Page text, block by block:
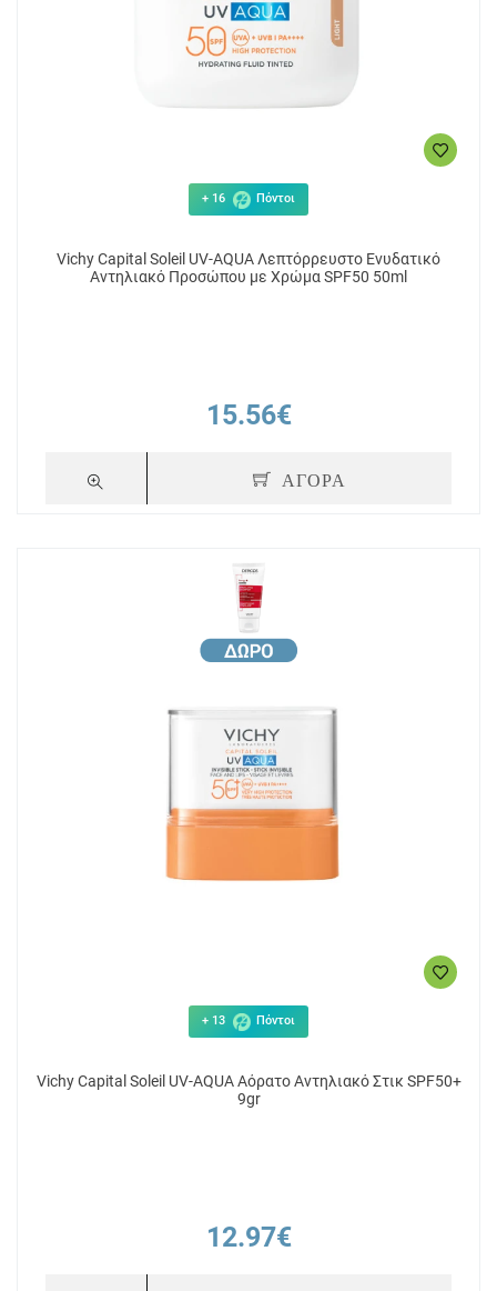
+ 16 Πόντοι
Vichy Capital Soleil UV-AQUA Λεπτόρρευστο Ενυδατικό
Αντηλιακό Προσώπου με Χρώμα SPF50 50ml
15.56€
ΑΓΟΡΑ
+ 13 Πόντοι
Vichy Capital Soleil UV-AQUA Αόρατο Αντηλιακό Στικ SPF50+
9gr
12.97€